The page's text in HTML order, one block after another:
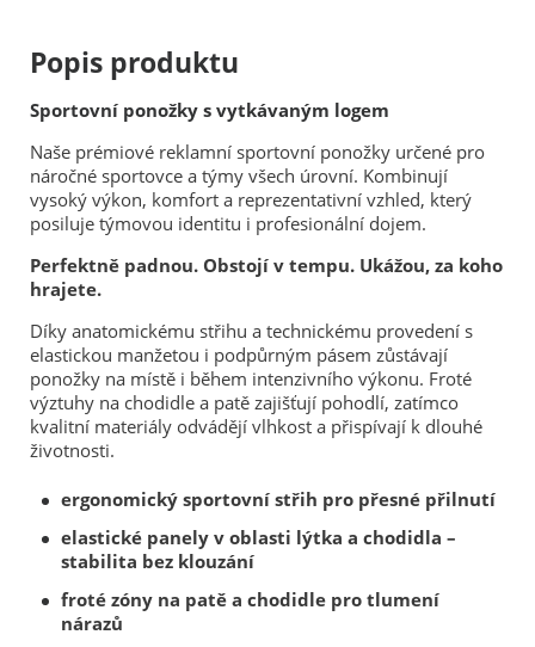
Popis produktu
Sportovní ponožky s vytkávaným logem
Naše prémiové reklamní sportovní ponožky určené pro
náročné sportovce a týmy všech úrovní. Kombinují
vysoký výkon, komfort a reprezentativní vzhled, který
posiluje týmovou identitu i profesionální dojem.
Perfektně padnou. Obstojí v tempu. Ukážou, za koho
hrajete.
Díky anatomickému střihu a technickému provedení s
elastickou manžetou i podpůrným pásem zůstávají
ponožky na místě i během intenzivního výkonu. Froté
výztuhy na chodidle a patě zajišťují pohodlí, zatímco
kvalitní materiály odvádějí vlhkost a přispívají k dlouhé
životnosti.
ergonomický sportovní střih pro přesné přilnutí
elastické panely v oblasti lýtka a chodidla –
stabilita bez klouzání
froté zóny na patě a chodidle pro tlumení
nárazů